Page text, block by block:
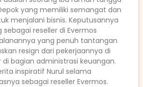
yang memiliki semangat dan
menjalani bisnis. Keputusannya
reseller di Evermos
yang penuh tantangan
resign dari pekerjaannya di
bagian administrasi keuangan.
inspiratif Nurul selama
sebagai reseller Evermos.